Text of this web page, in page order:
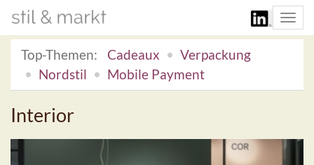
Top-Themen:
Cadeaux
Verpackung
Nordstil
Mobile Payment
Interior